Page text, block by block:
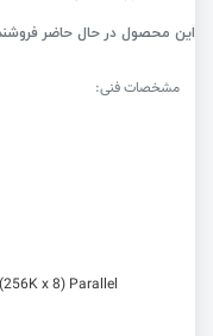
این محصول در حال حاضر
مشخصات فنی:
x 8) Parallel